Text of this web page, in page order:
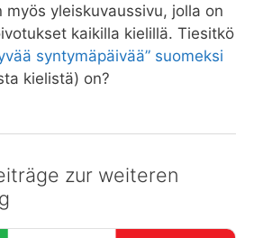
myös yleiskuvaussivu, jolla on
kaikilla kielillä. Tiesitkö
syntymäpäivää” suomeksi
kielistä) on?
zur weiteren